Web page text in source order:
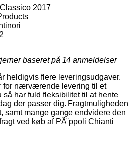
2017
baseret på 14 anmeldelser
heldigvis flere leveringsudgaver.
for nærværende levering til et
så har fuld fleksibilitet til at hente
der passer dig. Fragtmuligheden
samt mange gange endvidere den
ved køb af PÃ¨ppoli Chianti